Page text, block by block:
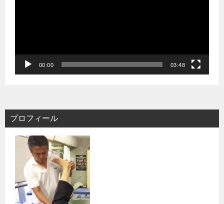
00:00 03:48
プロフィール